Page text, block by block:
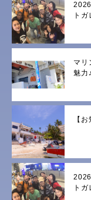
ト
マリ
魅力♪
【
ト